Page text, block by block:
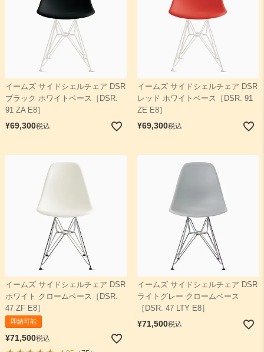
イームズ サイドシェルチェア DSR
ブラック ホワイトベース［DSR.
91 ZA E8］
¥69,300税込
イームズ サイドシェルチェア DSR
レッド ホワイトベース［DSR. 91
ZE E8］
¥69,300税込
イームズ サイドシェルチェア DSR
ホワイト クロームベース［DSR.
47 ZF E8］
即納可能
¥71,500税込
イームズ サイドシェルチェア DSR
ライトグレー クロームベース
［DSR. 47 LTY E8］
¥71,500税込